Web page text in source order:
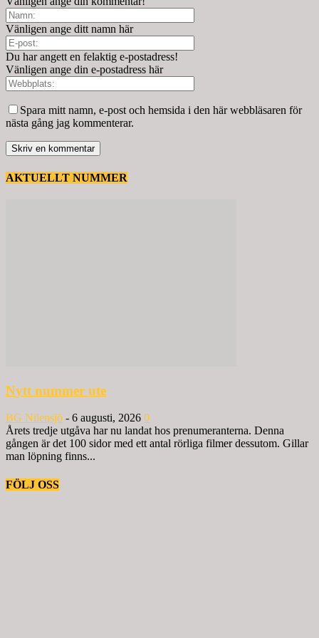
Vänligen ange ditt namn här
Du har angett en felaktig e-postadress!
Vänligen ange din e-postadress här
Spara mitt namn, e-post och hemsida i den här webbläsaren för
nästa gång jag kommenterar.
AKTUELLT NUMMER
Nytt nummer ute
BG Nilensjö - 6 augusti, 2026 0
Årets tredje utgåva har nu landat hos prenumeranterna. Denna
gången är det 100 sidor med ett antal rörliga filmer dessutom. Gillar
man löpning finns...
FÖLJ OSS